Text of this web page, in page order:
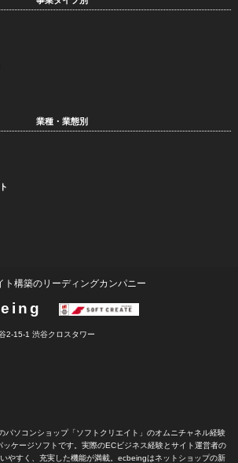
業種・業態別
ト構築のリーディングカンパニー
2-15-1 渋谷クロスタワー
パソコンショップ「ソフトクリエイト」のオムニチャネル経験
ケージソフトです。実際のECビジネス経験とサイト運営者の
やすく、充実した機能が満載。ecbeingはネットショップの新